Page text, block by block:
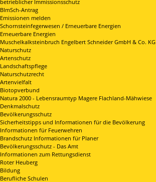
betrieblicher Immissionsschutz
BImSch-Antrag
Emissionen melden
Schornsteinfegerwesen / Erneuerbare Energien
Erneuerbare Energien
Muschelkalksteinbruch Engelbert Schneider GmbH & Co. KG
Naturschutz
Artenschutz
Landschaftspflege
Naturschutzrecht
Artenvielfalt
Biotopverbund
Natura 2000 - Lebensraumtyp Magere Flachland-Mähwiese
Denkmalschutz
Bevölkerungsschutz
Sicherheitstipps und Informationen für die Bevölkerung
Informationen für Feuerwehren
Brandschutz Informationen für Planer
Bevölkerungsschutz - Das Amt
Informationen zum Rettungsdienst
Roter Heuberg
Bildung
Berufliche Schulen